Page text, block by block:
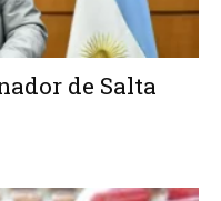
de Salta